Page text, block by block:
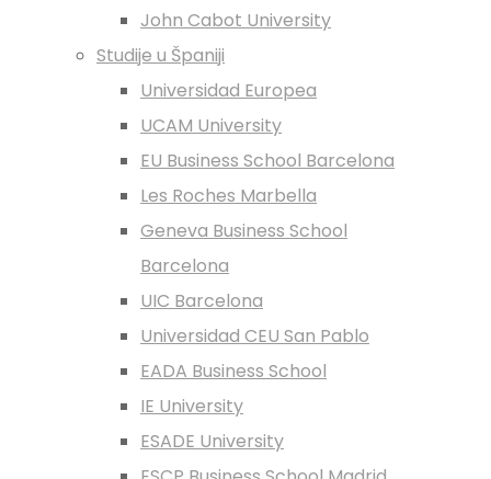
John Cabot University
Studije u Španiji
Universidad Europea
UCAM University
EU Business School Barcelona
Les Roches Marbella
Geneva Business School
Barcelona
UIC Barcelona
Universidad CEU San Pablo
EADA Business School
IE University
ESADE University